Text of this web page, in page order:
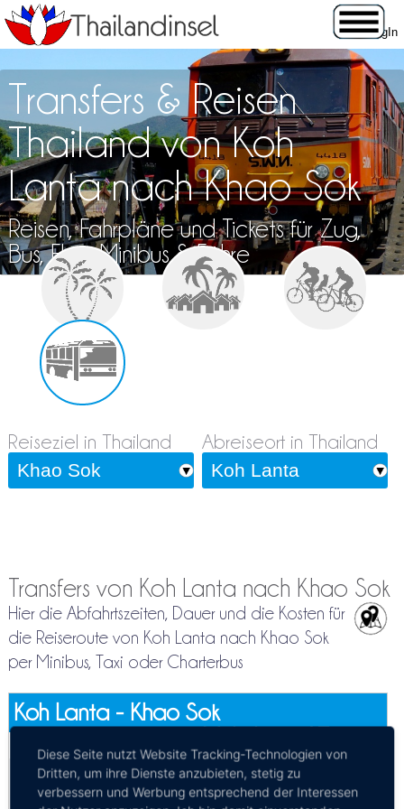
Transfers & Reisen
Thailand von Koh
Lanta nach Khao Sok
Reisen, Fahrpläne und Tickets für Zug,
Bus, Flug, Minibus & Fähre
Reiseziel in Thailand Abreiseort in Thailand
Transfers von Koh Lanta nach Khao Sok
Hier die Abfahrtszeiten, Dauer und die Kosten für
die Reiseroute von Koh Lanta nach Khao Sok
per Minibus, Taxi oder Charterbus
Koh Lanta - Khao Sok
Privattransfer Koh Lanta - Khao Sok
Kosten: EUR 129.63–150.51 Dauer:4h 30m – 7h
Diese Seite nutzt Website Tracking-Technologien von
Dritten, um ihre Dienste anzubieten, stetig zu
verbessern und Werbung entsprechend der Interessen